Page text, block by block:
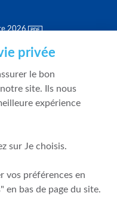
2026
privée
le bon
site. Ils nous
expérience
sur Je choisis.
vos préférences en
en bas de page du site.